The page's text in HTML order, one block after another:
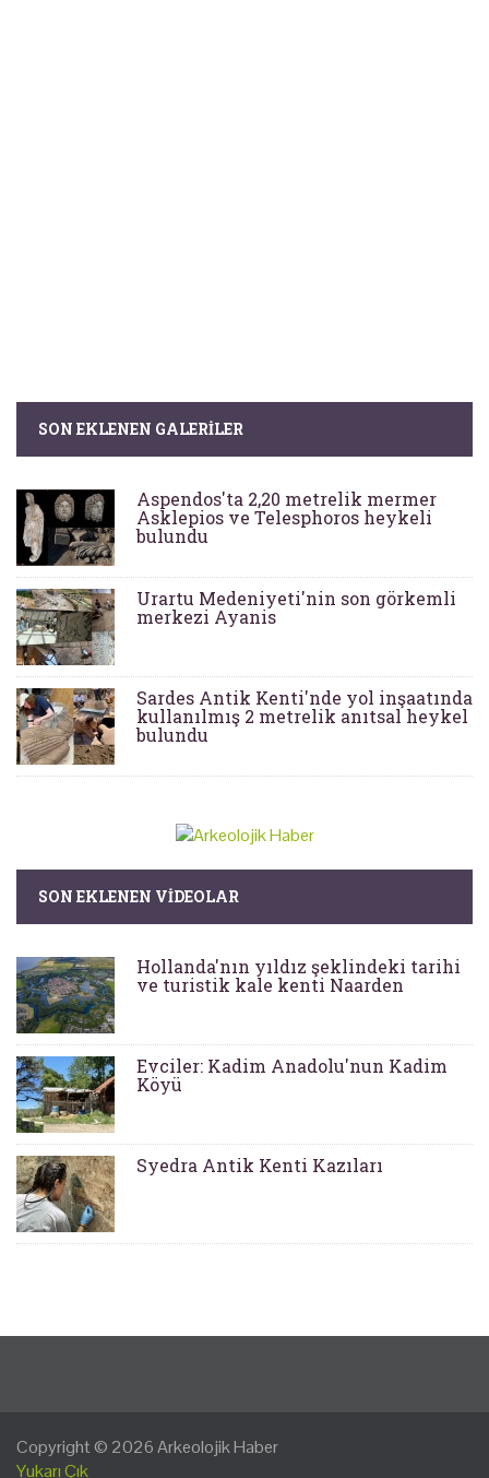
SON EKLENEN GALERILER
Aspendos'ta 2,20 metrelik mermer
Asklepios ve Telesphoros heykeli
bulundu
Urartu Medeniyeti'nin son görkemli
merkezi Ayanis
Sardes Antik Kenti'nde yol inşaatında
kullanılmış 2 metrelik anıtsal heykel
bulundu
SON EKLENEN VIDEOLAR
Hollanda'nın yıldız şeklindeki tarihi
ve turistik kale kenti Naarden
Evciler: Kadim Anadolu'nun Kadim
Köyü
Syedra Antik Kenti Kazıları
Copyright © 2026Arkeolojik Haber
Yukarı Çık